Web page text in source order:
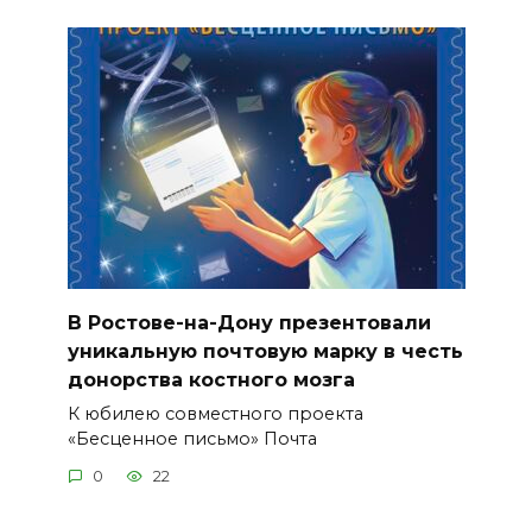
В Ростове-на-Дону презентовали
уникальную почтовую марку в честь
донорства костного мозга
К юбилею совместного проекта
«Бесценное письмо» Почта
0 22